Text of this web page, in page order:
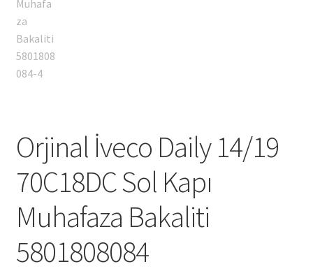
Orjinal İveco Daily 14/19
70C18DC Sol Kapı
Muhafaza Bakaliti
5801808084